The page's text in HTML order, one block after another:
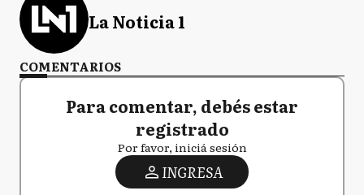
La Noticia 1
COMENTARIOS
Para comentar, debés estar
registrado
Por favor, iniciá sesión
INGRESA